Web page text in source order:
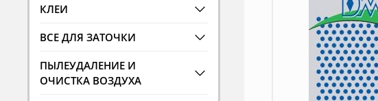
КЛЕИ
ВСЕ ДЛЯ ЗАТОЧКИ
ПЫЛЕУДАЛЕНИЕ И
ОЧИСТКА ВОЗДУХА